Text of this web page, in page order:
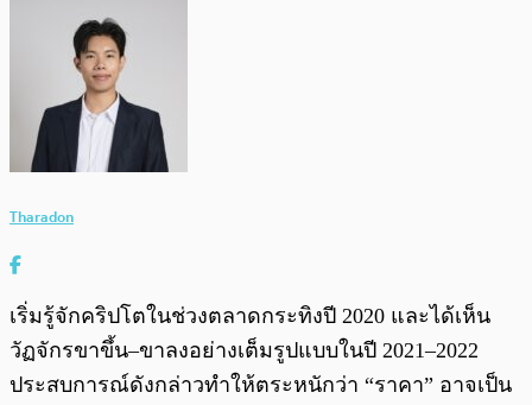
Tharadon
เริ่มรู้จักคริปโตในช่วงตลาดกระทิงปี 2020 และได้เห็น
วัฏจักรขาขึ้น–ขาลงอย่างเต็มรูปแบบในปี 2021–2022
ประสบการณ์ดังกล่าวทำให้ตระหนักว่า “ราคา” อาจเป็น